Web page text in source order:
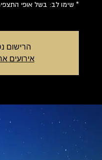
* שימו לב: בשל אופי התצפית
הרישום
אירועים